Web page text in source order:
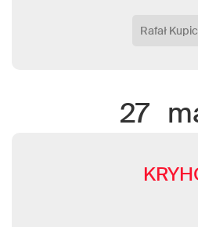
Rafał
27